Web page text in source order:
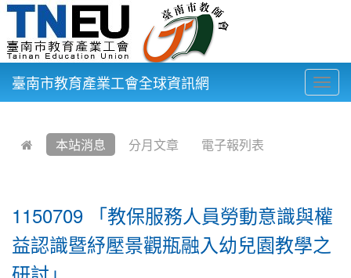
臺南市教育產業工會全球資訊網
本站消息 分月文章 電子報列表
1150709 「教保服務人員勞動意識與權
益認識暨紓壓景觀瓶融入幼兒園教學之